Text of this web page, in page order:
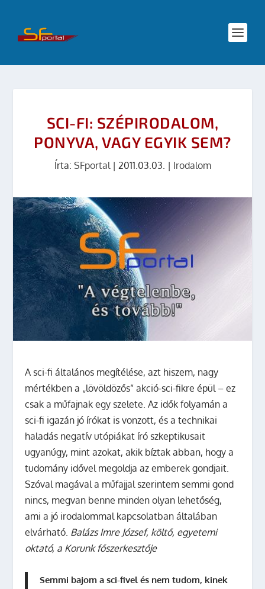
SCI-FI: SZÉPIRODALOM,
PONYVA, VAGY EGYIK SEM?
Írta: SFportal| 2011.03.03. | Irodalom
A sci-fi általános megítélése, azt hiszem, nagy
mértékben a „lövöldözős” akció-sci-fikre épül – ez
csak a műfajnak egy szelete. Az idők folyamán a
sci-fi igazán jó írókat is vonzott, és a technikai
haladás negatív utópiákat író szkeptikusait
ugyanúgy, mint azokat, akik bíztak abban, hogy a
tudomány idővel megoldja az emberek gondjait.
Szóval magával a műfajjal szerintem semmi gond
nincs, megvan benne minden olyan lehetőség,
ami a jó irodalommal kapcsolatban általában
elvárható. Balázs Imre József, költő, egyetemi
oktató, a Korunk főszerkesztője
Semmi bajom a sci-fivel és nem tudom, kinek